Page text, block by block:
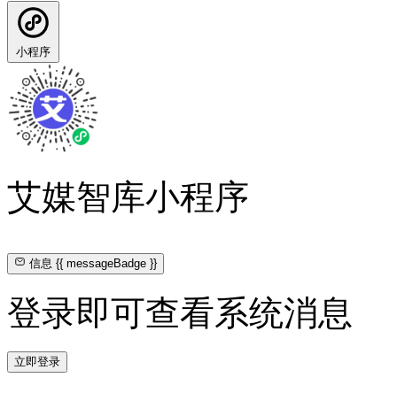
小程序
艾媒智库小程序
信息{{ messageBadge }}
登录即可查看系统消息
立即登录